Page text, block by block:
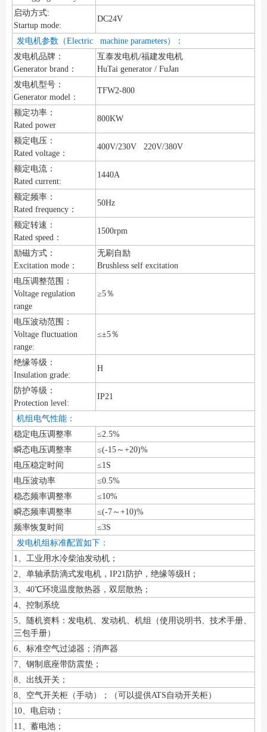
启动方式:
Startup mode:
DC24V
发电机参数（Electric machine parameters）：
发电机品牌：
Generator brand：
互泰发电机/福建发电机
HuTai generator / FuJan
发电机型号：
Generator model：
TFW2-800
额定功率：
Rated power
800KW
额定电压：
Rated voltage：
400V/230V 220V/380V
额定电流：
Rated current:
1440A
额定频率：
Rated frequency：
50Hz
额定转速：
Rated speed：
1500rpm
励磁方式：
Excitation mode：
无刷自励
Brushless self excitation
电压调整范围：
Voltage regulation
range
≥5％
电压波动范围：
Voltage fluctuation
range:
≤±5％
绝缘等级：
Insulation grade:
H
防护等级：
Protection level:
IP21
机组电气性能：
稳定电压调整率
≤2.5%
瞬态电压调整率
≤(-15～+20)%
电压稳定时间
≤1S
电压波动率
≤0.5%
稳态频率调整率
≤10%
瞬态频率调整率
≤(-7～+10)%
频率恢复时间
≤3S
发电机组标准配置如下：
1、工业用水冷柴油发动机；
2、单轴承防滴式发电机，IP21防护，绝缘等级H；
3、40℃环境温度散热器，双层散热；
4、控制系统
5、随机资料：发电机、发动机、机组（使用说明书、技术手册、
三包手册）
6、标准空气过滤器；消声器
7、钢制底座带防震垫；
8、出线开关；
8、空气开关柜（手动）；（可以提供ATS自动开关柜）
10、电启动；
11、蓄电池；